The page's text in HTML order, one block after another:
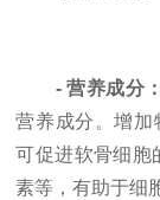
- 营养成分：
营养成分。增加
可促进软骨细胞
素等，有助于细